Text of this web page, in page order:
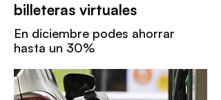
billeteras virtuales
En diciembre podes ahorrar
hasta un 30%